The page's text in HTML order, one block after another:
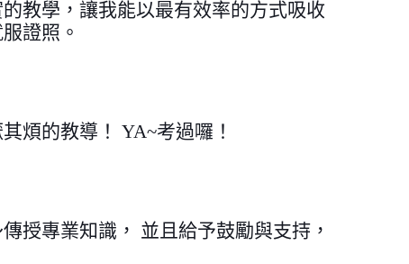
教學，讓我能以最有效率的方式吸收
證照。
煩的教導！ YA~考過囉！
授專業知識， 並且給予鼓勵與支持，